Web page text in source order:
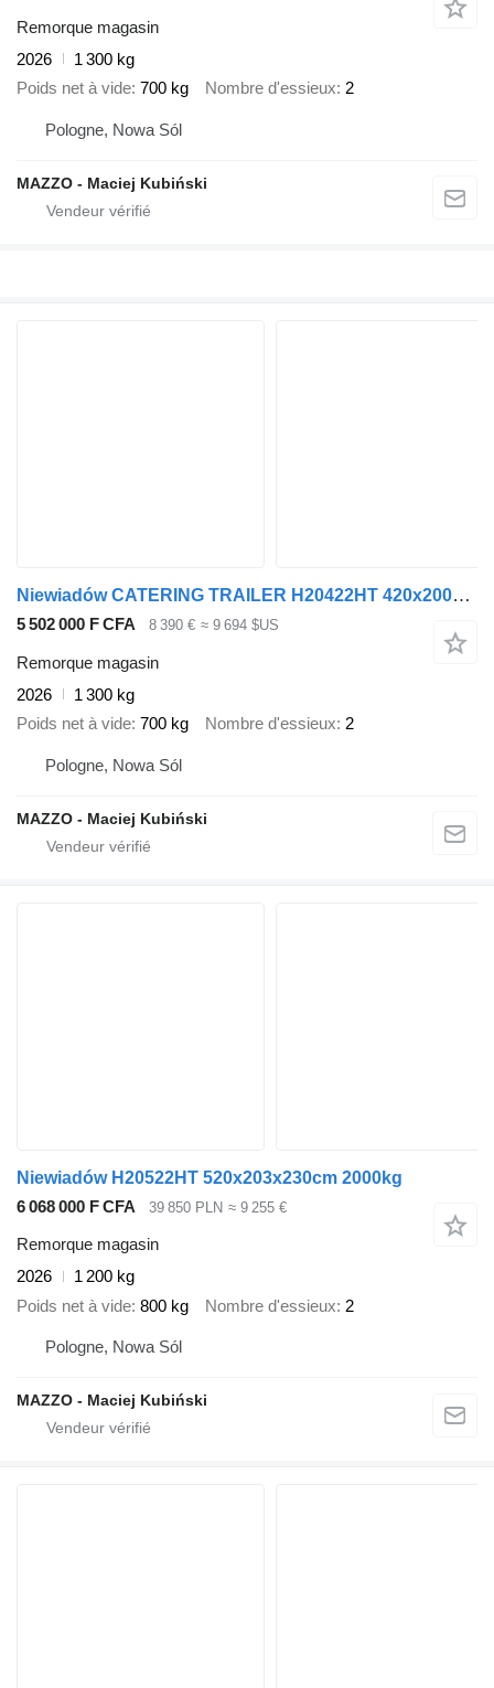
Remorque magasin
2026
1 300 kg
Poids net à vide 700 kg Nombre d'essieux 2
Pologne, Nowa Sól
MAZZO - Maciej Kubiński
Niewiadów CATERING TRAILER H20422HT 420x200x230 2000kg Verkaufs
5 502 000 F CFA 8 390 € ≈ 9 694 $US
Remorque magasin
2026
1 300 kg
Poids net à vide 700 kg Nombre d'essieux 2
Pologne, Nowa Sól
MAZZO - Maciej Kubiński
Niewiadów H20522HT 520x203x230cm 2000kg
6 068 000 F CFA
39 850 PLN ≈ 9 255 €
Remorque magasin
2026
1 200 kg
Poids net à vide 800 kg Nombre d'essieux 2
Pologne, Nowa Sól
MAZZO - Maciej Kubiński